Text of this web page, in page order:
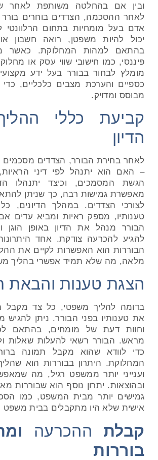
ובין אם בהחלטה משותפת לאחר
לאחר ההסכמה, הצדדים בוחרים
אדם בעל מומחיות בתחום הרלוונטי
יכול להיות משפטן, רואה חשבון
בהתאם למהות המחלוקת. כאשר
פיננסי, כמו חישובי שווי עסק או
מומלץ לבחור בבורר בעל ידע
כספיים והערכת מצבים כלכליים,
מבוסס ומדויק.
קביעת כללי ההליך
הדיון
לאחר בחירת הבורר, הצדדים מסכמים
– האם הוא יתנהל לפי דיני
הגשת המסמכים, וכיצד יתנהלו
מאפשרת גמישות רבה, כך שניתן
לצורכי הצדדים. במהלך הדיונים,
טענותיו, מספק ראיות ומביא עדים
הבורר מנהל את הדיון באופן הוגן
להגיע להכרעה צודקת. אחד
הבוררות הוא האפשרות לקיים את
מלאה, מה שלא תמיד אפשרי בהליך
הצגת טענות והבאת
בדומה להליך משפטי, כל צד מקבל
את טענותיו בפני הבורר. ניתן להגיש
וחוות דעת של מומחים, בהתאם
מראש. הבורר רשאי להעלות שאלות
כדי לוודא שהוא מקבל תמונה
המחלוקת. היתרון בבוררות הוא
וענייני יותר ממשפט רגיל, מה
ובהוצאות. יתרון נוסף הוא שבוררות
גמישים יותר מבית המשפט, כמו
אישית שלא היו מתקבלים בבית משפט
קבלת ההכרעה
בוררות